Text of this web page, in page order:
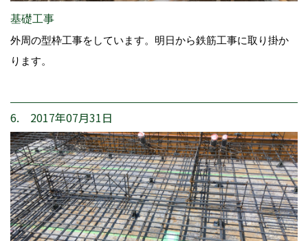
基礎工事
外周の型枠工事をしています。明日から鉄筋工事に取り掛か
ります。
6. 2017年07月31日